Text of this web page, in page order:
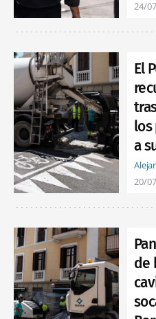
24/
El
los
a
20/
de